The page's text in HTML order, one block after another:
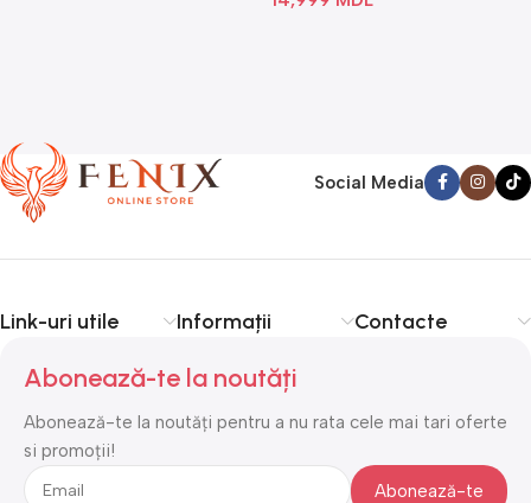
Social Media
Link-uri utile Informații Contacte
Abonează-te la noutăți
Abonează-te la noutăți pentru a nu rata cele mai tari oferte
si promoții!